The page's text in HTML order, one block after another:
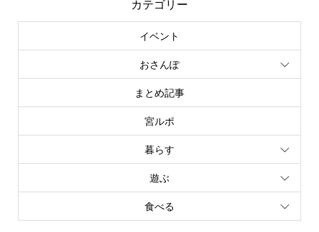
カテゴリー
イベント
おさんぽ
まとめ記事
宮ルポ
暮らす
遊ぶ
食べる